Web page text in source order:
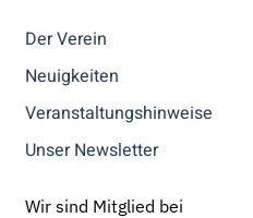
Der Verein
Neuigkeiten
Veranstaltungshinweise
Unser Newsletter
Wir sind Mitglied bei